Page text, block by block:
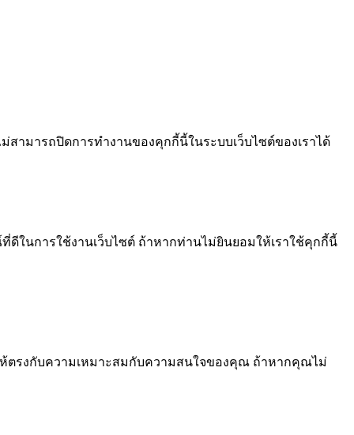
ามารถปิดการทำงานของคุกกี้นี้ในระบบเว็บไซต์ของเราได้
ในการใช้งานเว็บไซต์ ถ้าหากท่านไม่ยินยอมให้เราใช้คุกกี้นี้
ห้ตรงกับความเหมาะสมกับความสนใจของคุณ ถ้าหากคุณไม่